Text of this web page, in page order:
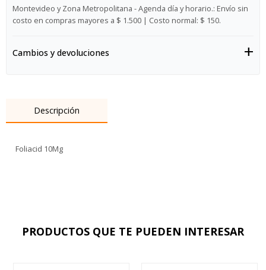
Montevideo y Zona Metropolitana - Agenda día y horario.: Envío sin
costo en compras mayores a $ 1.500 | Costo normal: $ 150.
Cambios y devoluciones
Descripción
Foliacid 10Mg
PRODUCTOS QUE TE PUEDEN INTERESAR